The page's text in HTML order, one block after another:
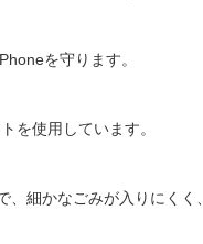
を守ります。
を使用しています。
細かなごみが入りにくく